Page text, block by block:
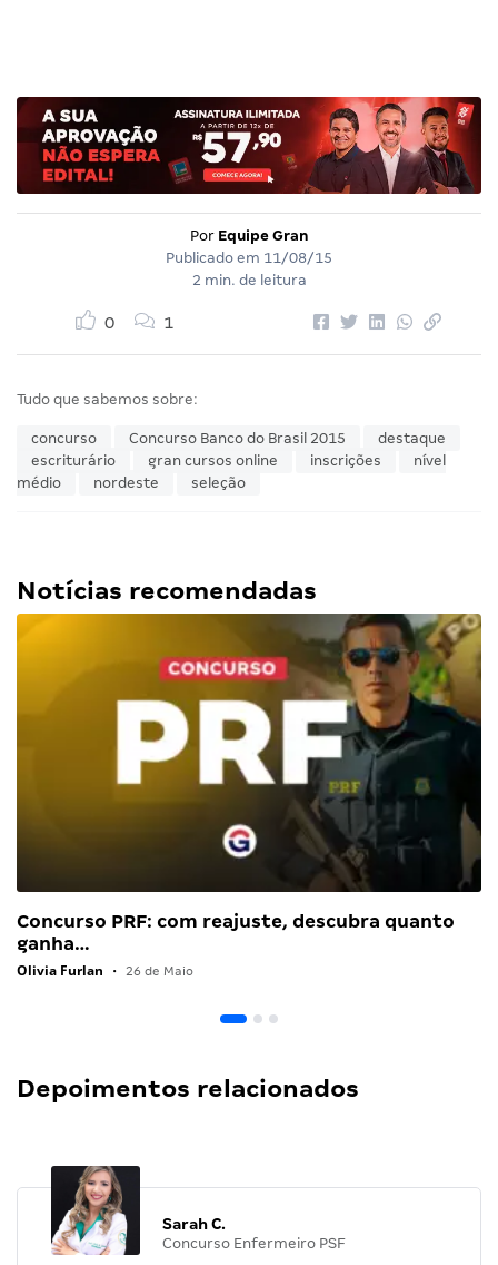
Por Equipe Gran
Publicado em 11/08/15
2 min. de leitura
0 1
Tudo que sabemos sobre:
concurso Concurso Banco do Brasil 2015
destaque
escriturário
gran cursos online inscrições
nível
médio
nordeste seleção
Notícias recomendadas
Concurso PRF: com reajuste, descubra quanto
ganha…
Olivia Furlan • 26 de Maio
Depoimentos relacionados
Sarah C.
Concurso Enfermeiro PSF